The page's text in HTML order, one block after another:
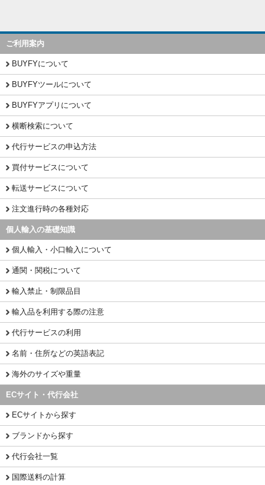
ご利用案内
BUYFYについて
BUYFYツールについて
BUYFYアプリについて
横断検索について
代行サービスの申込方法
買付サービスについて
転送サービスについて
注文進行時の各種対応
個人輸入の基礎知識
個人輸入・小口輸入について
通関・関税について
輸入禁止・制限品目
輸入品を利用する際の注意
代行サービスの利用
名前・住所などの英語表記
海外のサイズや重量
ECサイト・代行会社
ECサイトから探す
ブランドから探す
代行会社一覧
国際送料の計算